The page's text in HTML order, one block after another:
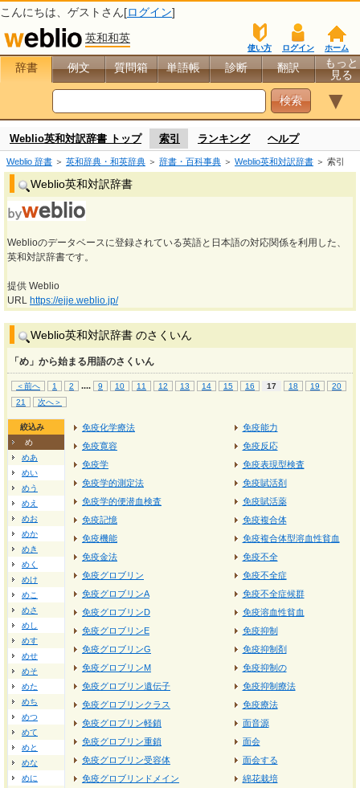
こんにちは、 ゲスト さん[ログイン]
英和和英
ホーム
ログイン
使い方
辞書 例文 質問箱 単語帳 診断 翻訳
もっと
見る
▼
Weblio英和対訳辞書 トップ 索引 ランキング ヘルプ
Weblio 辞書 ＞ 英和辞典・和英辞典 ＞ 辞書・百科事典 ＞ Weblio英和対訳辞書 ＞ 索引
Weblio英和対訳辞書
Weblioのデータベースに登録されている英語と日本語の対応関係を利用した、
英和対訳辞書です。
提供 Weblio
URL https://ejje.weblio.jp/
Weblio英和対訳辞書 のさくいん
「め」から始まる用語のさくいん
＜前へ 1 2 .... 9 10 11 12 13 14 15 16 17 18 19
20
21
次へ＞
絞込み
め
めあ
めい
めう
めえ
めお
めか
めき
めく
めけ
めこ
めさ
めし
めす
めせ
めそ
めた
めち
めつ
めて
めと
めな
めに
免疫化学療法
免疫寛容
免疫学
免疫学的測定法
免疫学的便潜血検査
免疫記憶
免疫機能
免疫金法
免疫グロブリン
免疫グロブリンA
免疫グロブリンD
免疫グロブリンE
免疫グロブリンG
免疫グロブリンM
免疫グロブリン遺伝子
免疫グロブリンクラス
免疫グロブリン軽鎖
免疫グロブリン重鎖
免疫グロブリン受容体
免疫グロブリンドメイン
免疫能力
免疫反応
免疫表現型検査
免疫賦活剤
免疫賦活薬
免疫複合体
免疫複合体型溶血性貧血
免疫不全
免疫不全症
免疫不全症候群
免疫溶血性貧血
免疫抑制
免疫抑制剤
免疫抑制の
免疫抑制療法
免疫療法
面音源
面会
面会する
綿花栽培